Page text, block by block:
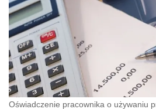
Oświadczenie pracownika o używaniu